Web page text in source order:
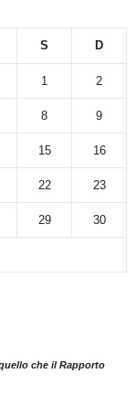
S D
1 2
8 9
15 16
22 23
29 30
che il Rapporto